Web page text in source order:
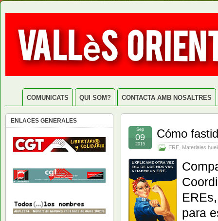
COMUNICATS QUI SOM? CONTACTA AMB NOSALTRES
Cómo
ERE Materiales
Sep
09
2015
para
ENLACES GENERALES